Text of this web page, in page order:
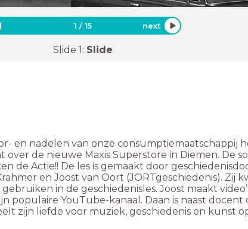
1 /15 next
Slide 1: Slide
en nadelen van onze consumptiemaatschappij
over de nieuwe Maxis Superstore in Diemen. De
de Actie!! De les is gemaakt door
en Joost van Oort (JORTgeschiedenis). Zij
in de geschiedenisles. Joost maakt
populaire YouTube-kanaal. Daan is naast docent
zijn liefde voor muziek, geschiedenis en kunst